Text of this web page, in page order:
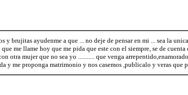
y brujitas ayudenme a que ... no deje de pensar en mi ... sea la
me llame hoy que me pida que este con el siempre, se de
otra mujer que no sea yo ........... que venga
y me proponga matrimonio y nos casemos ,publicalo y veras que